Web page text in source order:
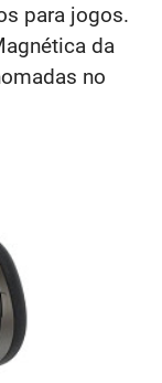
para jogos.
da
no